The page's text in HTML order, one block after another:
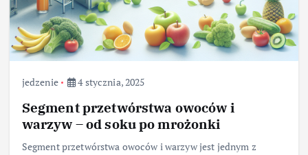
jedzenie 4 stycznia, 2025
Segment przetwórstwa owoców i
warzyw – od soku po mrożonki
Segment przetwórstwa owoców i warzyw jest jednym z